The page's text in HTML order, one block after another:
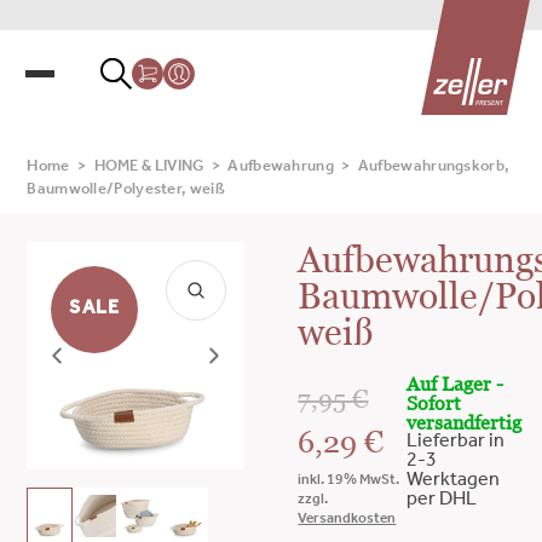
Home > HOME & LIVING > Aufbewahrung >
Aufbewahrungskorb,
Baumwolle/Polyester, weiß
SALE
Baumwolle/
weiß
7,95€
6,29€
inkl. 19% MwSt.
zzgl.
Versandkosten
Auf Lager -
Sofort
versandfertig
Lieferbar in
2-3
Werktagen
per DHL